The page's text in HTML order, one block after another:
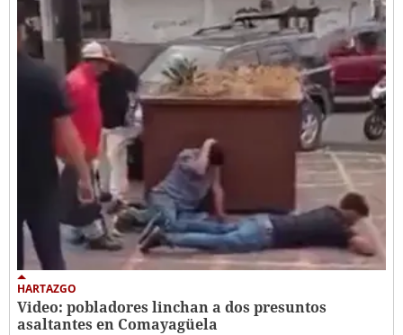
HARTAZGO
Video: pobladores linchan a dos presuntos
asaltantes en Comayagüela